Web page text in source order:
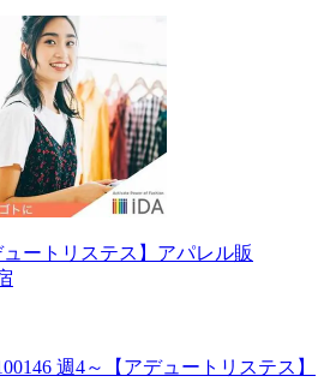
ートリステス】アパレル販
週4～【アデュートリステス】